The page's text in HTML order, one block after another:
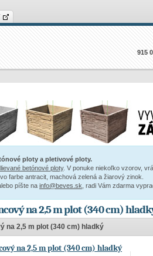
915
ploty a pletivové ploty.
betónové ploty. V ponuke niekoľko vzorov,
vo farbe antracit, machová zelená a žiarový zinok.
alebo píšte na info@beves.sk , radi Vám zdarma
na 2,5 m plot (340 cm)
na 2,5 m plot (340 cm) hladký
na 2,5 m plot (340 cm) hladký